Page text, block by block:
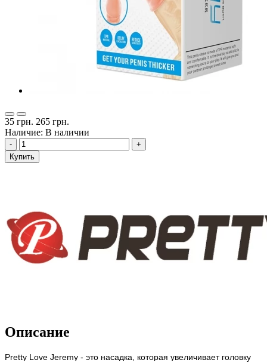
35 грн. 265 грн.
Наличие: В наличии
-
+
Купить
Описание
Pretty Love Jeremy - это насадка, которая увеличивает головку